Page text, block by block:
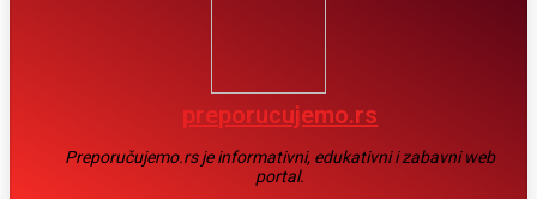
preporucujemo.rs
Preporučujemo.rs je informativni, edukativni i zabavni web
portal.